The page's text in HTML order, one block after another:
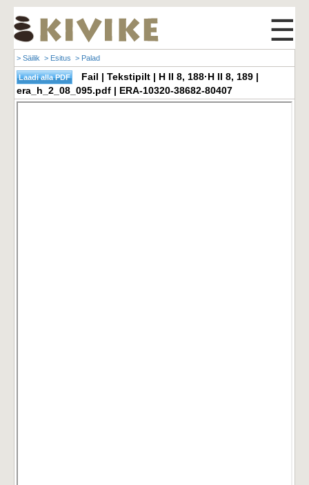
☰
> Säilik > Esitus > Palad
Fail | Tekstipilt | H II 8, 188·H II 8, 189 |
era_h_2_08_095.pdf | ERA-10320-38682-80407